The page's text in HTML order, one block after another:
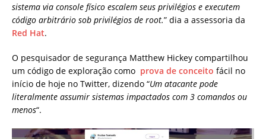
sistema via console físico escalem seus privilégios e executem
código arbitrário sob privilégios de root.” dia a assessoria da
Red Hat.
O pesquisador de segurança Matthew Hickey compartilhou
um código de exploração como prova de conceito fácil no
início de hoje no Twitter, dizendo “Um atacante pode
literalmente assumir sistemas impactados com 3 comandos ou
menos“.